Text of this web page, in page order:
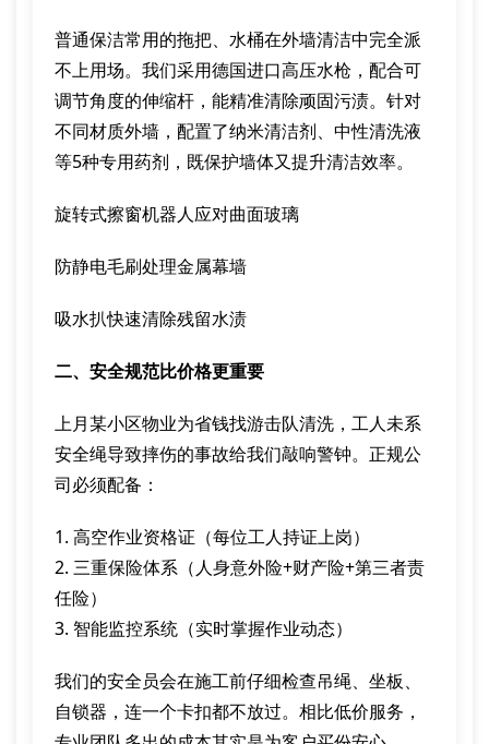
普通保洁常用的拖把、水桶在外墙清洁中完全派
不上用场。我们采用德国进口高压水枪，配合可
调节角度的伸缩杆，能精准清除顽固污渍。针对
不同材质外墙，配置了纳米清洁剂、中性清洗液
等5种专用药剂，既保护墙体又提升清洁效率。
旋转式擦窗机器人应对曲面玻璃
防静电毛刷处理金属幕墙
吸水扒快速清除残留水渍
二、安全规范比价格更重要
上月某小区物业为省钱找游击队清洗，工人未系
安全绳导致摔伤的事故给我们敲响警钟。正规公
司必须配备：
1. 高空作业资格证（每位工人持证上岗）
2. 三重保险体系（人身意外险+财产险+第三者责
任险）
3. 智能监控系统（实时掌握作业动态）
我们的安全员会在施工前仔细检查吊绳、坐板、
自锁器，连一个卡扣都不放过。相比低价服务，